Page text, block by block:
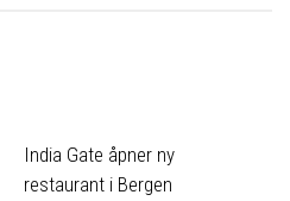
India Gate åpner ny
restaurant i Bergen